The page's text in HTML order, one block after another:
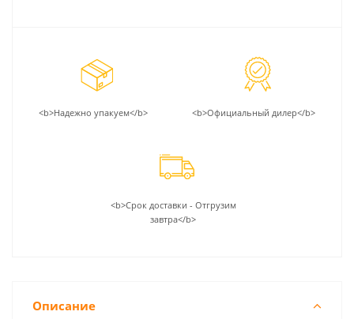
<b>Надежно упакуем</b> <b>Официальный дилер</b>
<b>Срок доставки - Отгрузим
завтра</b>
Описание